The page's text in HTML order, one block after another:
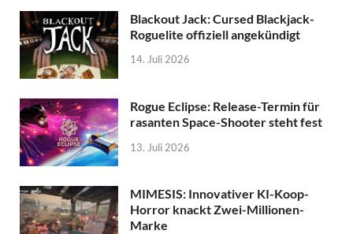
Blackout Jack: Cursed Blackjack-
Roguelite offiziell angekündigt
14. Juli 2026
Rogue Eclipse: Release-Termin für
rasanten Space-Shooter steht fest
13. Juli 2026
MIMESIS: Innovativer KI-Koop-
Horror knackt Zwei-Millionen-
Marke